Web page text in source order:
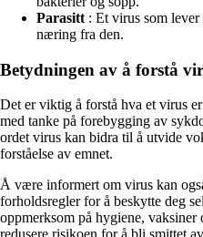
Parasitt : Et virus som
næring fra den.
Betydningen av å forstå
Det er viktig å forstå hva et virus
med tanke på forebygging av
ordet virus kan bidra til å utvide
forståelse av emnet.
Å være informert om virus kan
forholdsregler for å beskytte deg
oppmerksom på hygiene,